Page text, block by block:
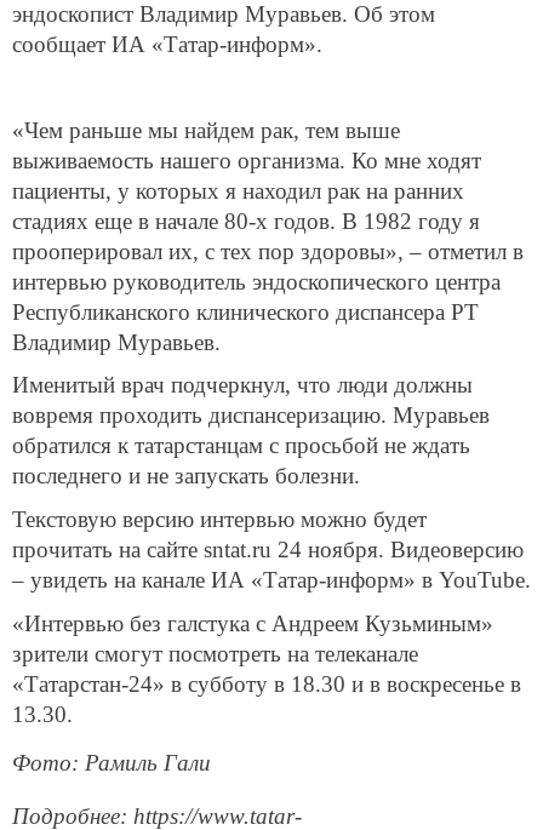
эндоскопист Владимир Муравьев. Об этом
сообщает ИА «Татар-информ».
«Чем раньше мы найдем рак, тем выше
выживаемость нашего организма. Ко мне ходят
пациенты, у которых я находил рак на ранних
стадиях еще в начале 80-х годов. В 1982 году я
прооперировал их, с тех пор здоровы», – отметил в
интервью руководитель эндоскопического центра
Республиканского клинического диспансера РТ
Владимир Муравьев.
Именитый врач подчеркнул, что люди должны
вовремя проходить диспансеризацию. Муравьев
обратился к татарстанцам с просьбой не ждать
последнего и не запускать болезни.
Текстовую версию интервью можно будет
прочитать на сайте sntat.ru 24 ноября. Видеоверсию
– увидеть на канале ИА «Татар-информ» в YouTube.
«Интервью без галстука с Андреем Кузьминым»
зрители смогут посмотреть на телеканале
«Татарстан-24» в субботу в 18.30 и в воскресенье в
13.30.
Фото: Рамиль Гали
Подробнее: https://www.tatar-